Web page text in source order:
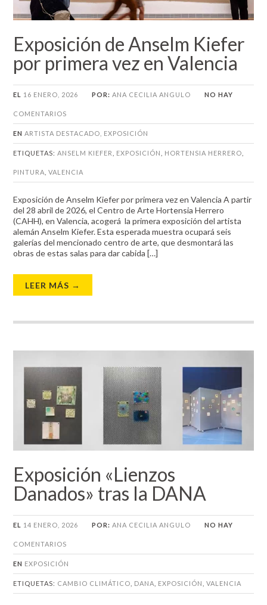
Exposición de Anselm Kiefer
por primera vez en Valencia
EL 16 ENERO, 2026 POR: ANA CECILIA ANGULO NO HAY
COMENTARIOS
EN ARTISTA DESTACADO EXPOSICIÓN
ETIQUETAS: ANSELM KIEFER EXPOSICIÓN HORTENSIA HERRERO
PINTURA ,VALENCIA
Exposición de Anselm Kiefer por primera vez en Valencia A partir
del 28 abril de 2026, el Centro de Arte Hortensia Herrero
(CAHH), en Valencia, acogerá la primera exposición del artista
alemán Anselm Kiefer. Esta esperada muestra ocupará seis
galerías del mencionado centro de arte, que desmontará las
obras de estas salas para dar cabida […]
LEER MÁS →
Exposición «Lienzos
Danados» tras la DANA
EL 14 ENERO, 2026 POR:ANA CECILIA ANGULO NO HAY
COMENTARIOS
EN EXPOSICIÓN
ETIQUETAS: CAMBIO CLIMÁTICO DANA EXPOSICIÓN ,VALENCIA